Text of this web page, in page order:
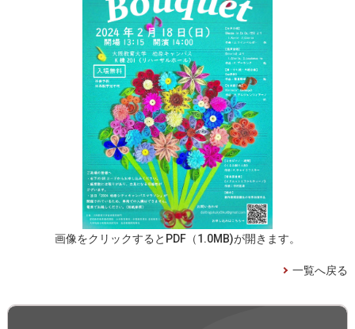
画像をクリックするとPDF（1.0MB)が開きます。
一覧へ戻る